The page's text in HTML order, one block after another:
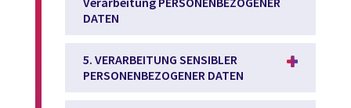
DATEN
5. VERARBEITUNG SENSIBLER
PERSONENBEZOGENER DATEN